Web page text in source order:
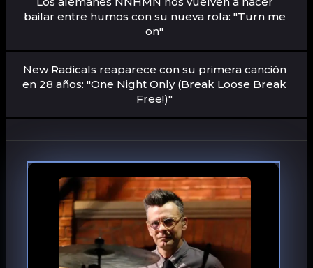
bailar entre humos con su nueva rola: "Turn me
on"
New Radicals reaparece con su primera canción
en 28 años: "One Night Only (Break Loose Break
Free!)"